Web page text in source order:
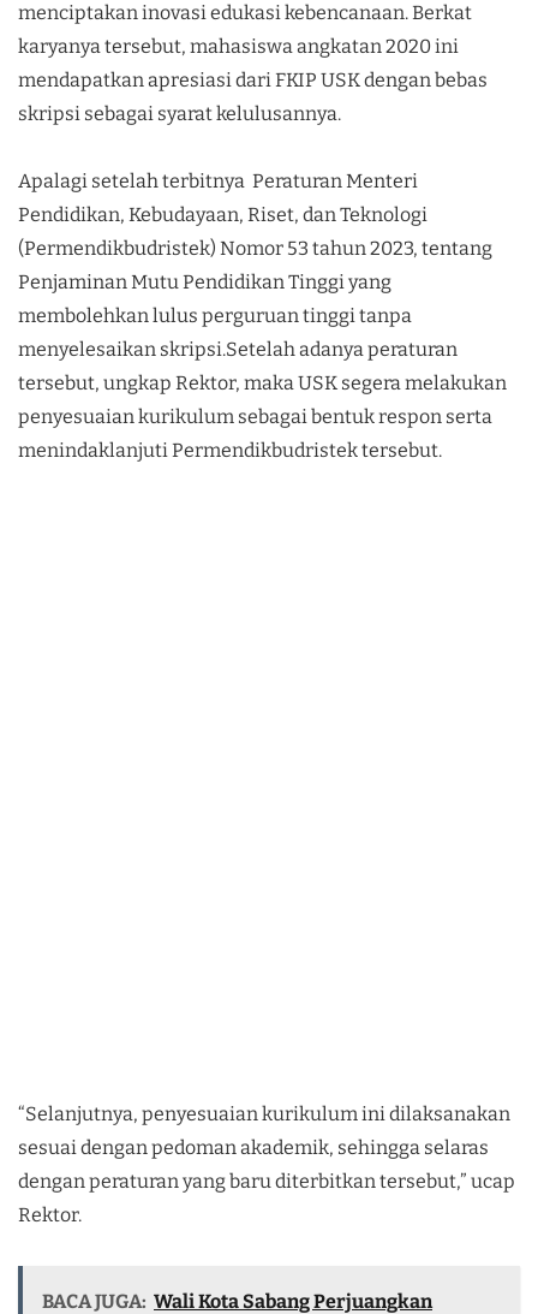
menciptakan inovasi edukasi kebencanaan. Berkat
karyanya tersebut, mahasiswa angkatan 2020 ini
mendapatkan apresiasi dari FKIP USK dengan bebas
skripsi sebagai syarat kelulusannya.
Apalagi setelah terbitnya Peraturan Menteri
Pendidikan, Kebudayaan, Riset, dan Teknologi
(Permendikbudristek) Nomor 53 tahun 2023, tentang
Penjaminan Mutu Pendidikan Tinggi yang
membolehkan lulus perguruan tinggi tanpa
menyelesaikan skripsi.Setelah adanya peraturan
tersebut, ungkap Rektor, maka USK segera melakukan
penyesuaian kurikulum sebagai bentuk respon serta
menindaklanjuti Permendikbudristek tersebut.
“Selanjutnya, penyesuaian kurikulum ini dilaksanakan
sesuai dengan pedoman akademik, sehingga selaras
dengan peraturan yang baru diterbitkan tersebut,” ucap
Rektor.
BACA JUGA: Wali Kota Sabang Perjuangkan